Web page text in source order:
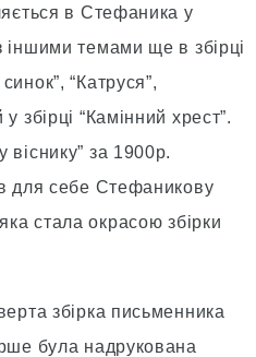
в Стефаника у
іншими темами ще в збірці
“Катруся”,
збірці “Камінний хрест”.
віснику” за 1900р.
для себе Стефаникову
стала окрасою збірки
збірка письменника
була надрукована